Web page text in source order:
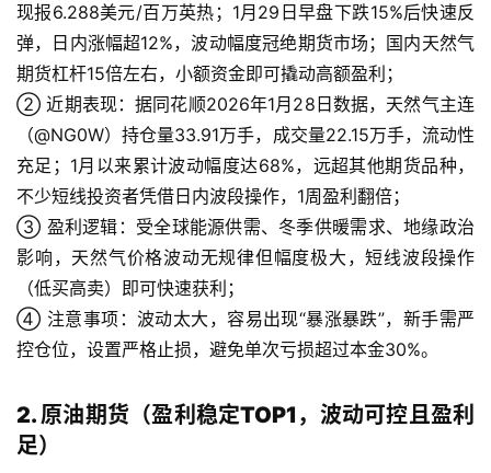
现报6.288美元/百万英热；1月29日早盘下跌15%后快速反
弹，日内涨幅超12%，波动幅度冠绝期货市场；国内天然气
期货杠杆15倍左右，小额资金即可撬动高额盈利；
② 近期表现：据同花顺2026年1月28日数据，天然气主连
（@NG0W）持仓量33.91万手，成交量22.15万手，流动性
充足；1月以来累计波动幅度达68%，远超其他期货品种，
不少短线投资者凭借日内波段操作，1周盈利翻倍；
③ 盈利逻辑：受全球能源供需、冬季供暖需求、地缘政治
影响，天然气价格波动无规律但幅度极大，短线波段操作
（低买高卖）即可快速获利；
④ 注意事项：波动太大，容易出现“暴涨暴跌”，新手需严
控仓位，设置严格止损，避免单次亏损超过本金30%。
2. 原油期货（盈利稳定TOP1，波动可控且盈利
足）